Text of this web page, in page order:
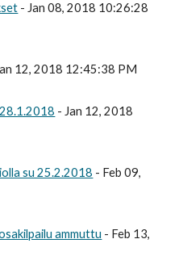
- Jan 08, 2018 10:26:28
12, 2018 12:45:38 PM
- Jan 12, 2018
su 25.2.2018 - Feb 09,
ammuttu - Feb 13,